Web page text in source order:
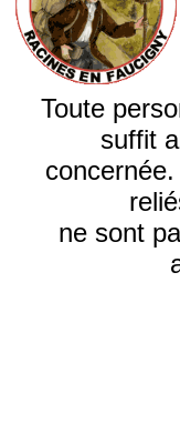
Toute
suffit
ne sont